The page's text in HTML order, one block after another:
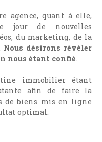
agence, quant à elle,
jour de nouvelles
du marketing, de la
Nous désirons révéler
nous étant confié.
immobilier étant
afin de faire la
de biens mis en ligne
optimal.